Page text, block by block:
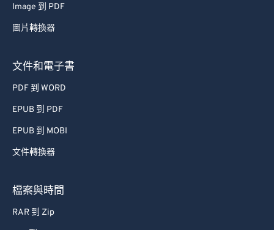
Image 到 PDF
圖片轉換器
文件和電子書
PDF 到 WORD
EPUB 到 PDF
EPUB 到 MOBI
文件轉換器
檔案與時間
RAR 到 Zip